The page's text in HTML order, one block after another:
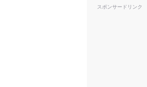
スポンサードリンク